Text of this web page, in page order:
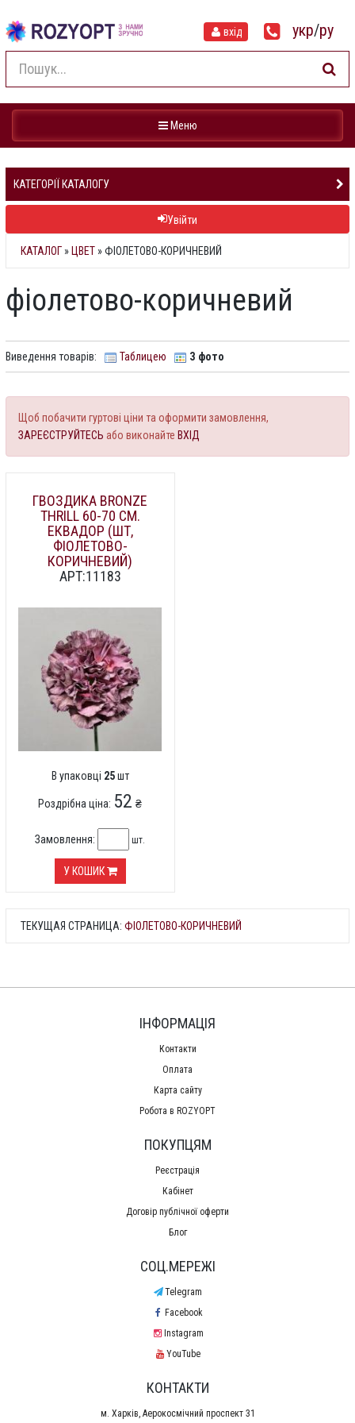
вхід укр/ру
Навігація
Меню
КАТЕГОРІЇ КАТАЛОГУ
Увійти
КАТАЛОГ » ЦВЕТ » ФІОЛЕТОВО-КОРИЧНЕВИЙ
фіолетово-коричневий
Виведення товарів: Таблицею З фото
Щоб побачити гуртові ціни та оформити замовлення,
ЗАРЕЄСТРУЙТЕСЬ або виконайте ВХІД
ГВОЗДИКА BRONZE
THRILL 60-70 СМ.
ЕКВАДОР (ШТ,
ФІОЛЕТОВО-
КОРИЧНЕВИЙ)
АРТ:11183
В упаковці 25шт
Роздрібна ціна: 52 ₴
Замовлення: шт.
У КОШИК
ТЕКУЩАЯ СТРАНИЦА: ФІОЛЕТОВО-КОРИЧНЕВИЙ
ІНФОРМАЦІЯ
Контакти
Оплата
Карта сайту
Робота в ROZYOPT
ПОКУПЦЯМ
Реєстрація
Кабінет
Договір публічної оферти
Блог
СОЦ.МЕРЕЖІ
Telegram
Facebook
Instagram
YouTube
КОНТАКТИ
м. Харків, Аерокосмічний проспект 31